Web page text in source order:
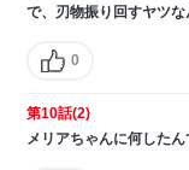
で、刃物振り回すヤツ
0
第10話(2)
メリアちゃんに何した